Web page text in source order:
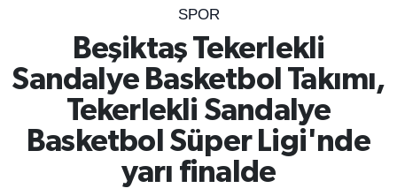
SPOR
Beşiktaş Tekerlekli
Sandalye Basketbol Takımı,
Tekerlekli Sandalye
Basketbol Süper Ligi'nde
yarı finalde
ÇEVRE
YAŞAM
BİLİM - TEKNOLOJİ